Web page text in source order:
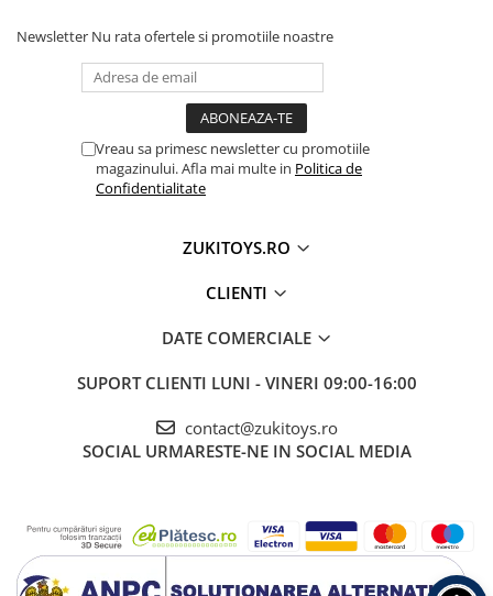
✔ Cadouri pentru aniversări și momente speciale
Newsletter Nu rata ofertele si promotiile noastre
Vreau sa primesc newsletter cu promotiile
magazinului. Afla mai multe in Politica de
Confidentialitate
ZUKITOYS.RO
CLIENTI
DATE COMERCIALE
SUPORT CLIENTI LUNI - VINERI 09:00-16:00
contact@zukitoys.ro
SOCIAL URMARESTE-NE IN SOCIAL MEDIA